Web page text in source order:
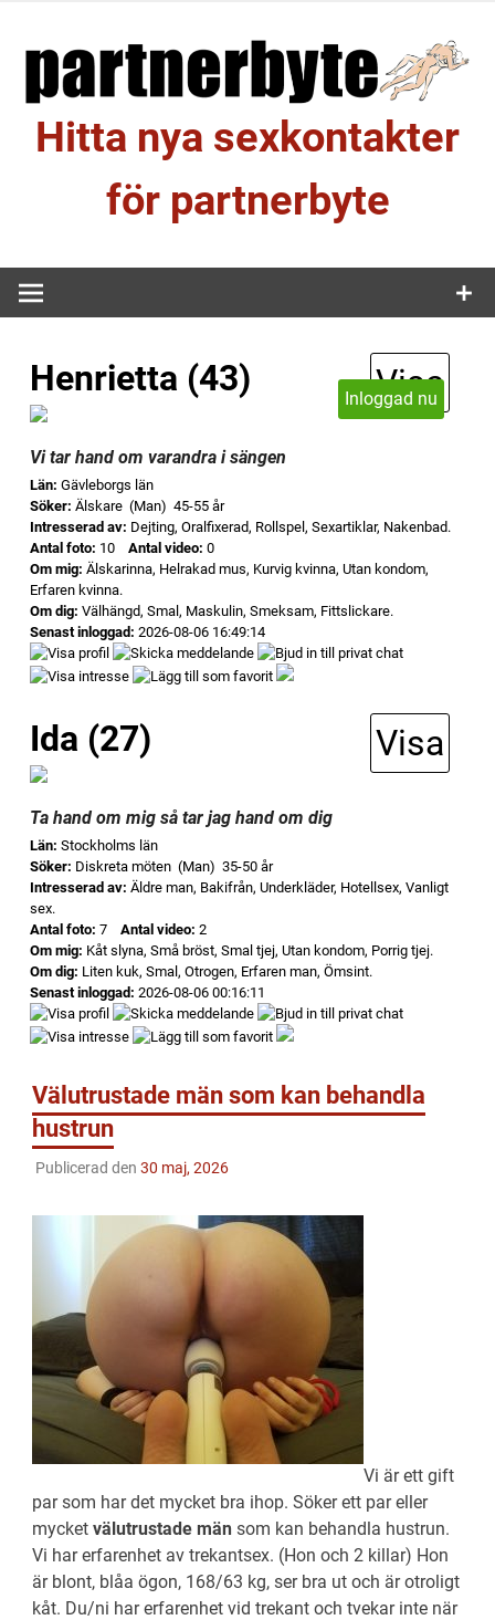
innehåll
Hitta nya sexkontakter
för partnerbyte
Henrietta (43) Visa
Inloggad nu
Vi tar hand om varandra i sängen
Län: Gävleborgs län
Söker: Älskare (Man) 45-55 år
Intresserad av: Dejting, Oralfixerad, Rollspel, Sexartiklar, Nakenbad.
Antal foto: 10 Antal video: 0
Om mig: Älskarinna, Helrakad mus, Kurvig kvinna, Utan kondom,
Erfaren kvinna.
Om dig: Välhängd, Smal, Maskulin, Smeksam, Fittslickare.
Senast inloggad: 2026-08-06 16:49:14
Ida (27) Visa
Ta hand om mig så tar jag hand om dig
Län: Stockholms län
Söker: Diskreta möten (Man) 35-50 år
Intresserad av: Äldre man, Bakifrån, Underkläder, Hotellsex, Vanligt
sex.
Antal foto: 7 Antal video: 2
Om mig: Kåt slyna, Små bröst, Smal tjej, Utan kondom, Porrig tjej.
Om dig: Liten kuk, Smal, Otrogen, Erfaren man, Ömsint.
Senast inloggad: 2026-08-06 00:16:11
Välutrustade män som kan behandla
hustrun
Publicerad den 30 maj, 2026
Vi är ett gift
par som har det mycket bra ihop. Söker ett par eller
mycketvälutrustade män som kan behandla hustrun.
Vi har erfarenhet av trekantsex. (Hon och 2 killar) Hon
är blont, blåa ögon, 168/63 kg, ser bra ut och är otroligt
kåt. Du/ni har erfarenhet vid trekant och tvekar inte när